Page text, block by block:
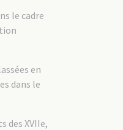
le cadre
en
dans le
des XVIIe,